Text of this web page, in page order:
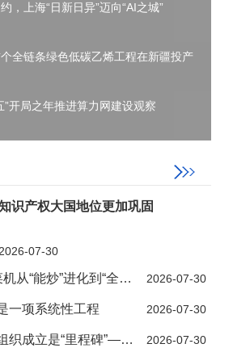
，上海“日新日异”迈向“AI之城”
全链条绿色低碳乙烯工程在新疆投产
”开局之年推进算力网建设观察
识产权大国地位更加巩固
2026-07-30
橡鹿×海尔，让炒菜机从“能炒”进化到“全自动” 2026-07-30
一项系统性工程 2026-07-30
世界人工智能合作组织成立是“里程碑”——访中亚人 2026-07-30